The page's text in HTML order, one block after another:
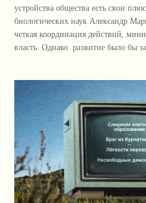
устройства общества есть свои
биологических наук Александр
четкая координация действий,
власть. Однако развитие было бы